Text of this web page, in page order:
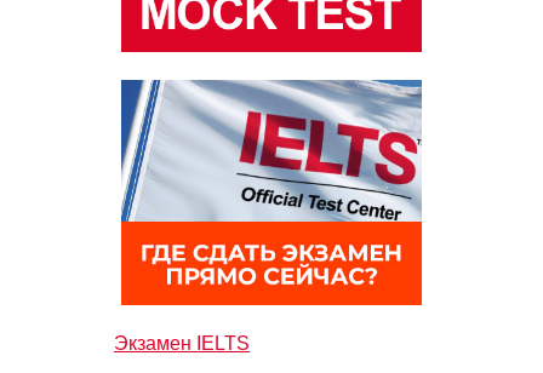
Экзамен IELTS